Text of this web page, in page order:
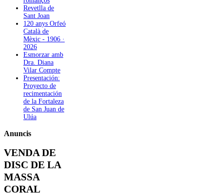
Revetlla de
Sant Joan
120 anys Orfeó
Català de
Mèxic - 1906 ·
2026
Esmorzar amb
Dra. Diana
Vilar Compte
Presentación:
Proyecto de
recimentación
de la Fortaleza
de San Juan de
Ulúa
Anuncis
VENDA DE
DISC DE LA
MASSA
CORAL